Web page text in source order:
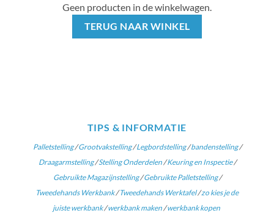
Geen producten in de winkelwagen.
TERUG NAAR WINKEL
TIPS & INFORMATIE
Palletstelling/Grootvakstelling/Legbordstelling/bandenstelling/
Draagarmstelling/Stelling Onderdelen/Keuring en Inspectie/
Gebruikte Magazijnstelling/Gebruikte Palletstelling/
Tweedehands Werkbank/Tweedehands Werktafel/zo kies je de
juiste werkbank/werkbank maken /werkbank kopen